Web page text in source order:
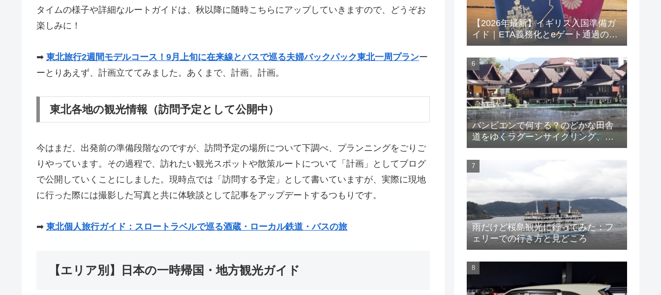
タイムの様子や詳細なルートガイドは、秋以降に随時こちらにアップしていきますので、どうぞお
楽しみに！
➡ 東北旅行2週間モデルコース！9月上旬に在来線とバスで巡る夫婦バックパック東北一周プランー
ーとりあえず、計画立ててみました。あくまで、計画、計画。
東北各地の観光情報（訪問予定として公開中）
今はまだ、出発前の準備段階なのですが、訪問予定の場所について下調べ、プランニングをごりご
りやっています。その過程で、訪れたい観光スポットや散策ルートについて「計画」としてブログ
で公開していくことにしました。現時点では「訪問する予定」として書いていますが、実際に現地
に行った際には撮影した写真と共に体験談として記事をアップデートするつもりです。
➡ 東北個人旅行ガイド：スロートラベルで巡る酒蔵・ローカル鉄道・バスの旅
【エリア別】日本の一時帰国・地方観光ガイド
【2026年最新】イギリス入国準備ガ
イド｜ETA義務化とeゲート通過のコ
ツ、取得したETAの確認方法
バンビエンで何する？のどかな田舎
道をゆくラグーンサイクリング、西
岸エリアの静かな宿とおすすめグル
メ
雨だけど桜島観光に行ってみた：フ
ェリーでの行き方と見どころ